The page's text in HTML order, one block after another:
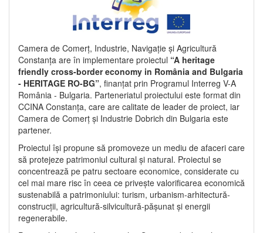
Camera de Comerț, Industrie, Navigație și Agricultură
Constanța are în implementare proiectul “A heritage
friendly cross-border economy in România and Bulgaria
- HERITAGE RO-BG”, finanțat prin Programul Interreg V-A
România - Bulgaria. Parteneriatul proiectului este format din
CCINA Constanța, care are calitate de leader de proiect, iar
Camera de Comerț și Industrie Dobrich din Bulgaria este
partener.
Proiectul își propune să promoveze un mediu de afaceri care
să protejeze patrimoniul cultural și natural. Proiectul se
concentrează pe patru sectoare economice, considerate cu
cel mai mare risc în ceea ce privește valorificarea economică
sustenabilă a patrimoniului: turism, urbanism-arhitectură-
construcții, agricultură-silvicultură-pășunat și energii
regenerabile.